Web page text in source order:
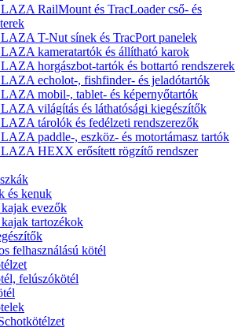
RailMount és TracLoader cső- és
T-Nut sínek és TracPort panelek
kameratartók és állítható karok
horgászbot-tartók és bottartó rendszerek
echolot-, fishfinder- és jeladótartók
mobil-, tablet- és képernyőtartók
világítás és láthatósági kiegészítők
tárolók és fedélzeti rendszerezők
paddle-, eszköz- és motortámasz tartók
HEXX erősített rögzítő rendszer
és kenuk
kajak evezők
kajak tartozékok
felhasználású kötél
felúszókötél